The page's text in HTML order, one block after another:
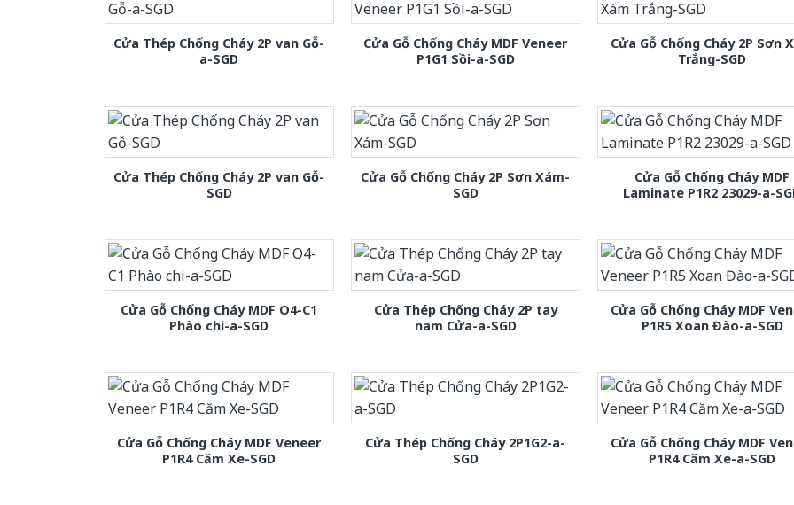
Cửa Thép Chống Cháy 2P van Gỗ-
a-SGD
Cửa Gỗ Chống Cháy MDF Veneer
P1G1 Sồi-a-SGD
Cửa Gỗ Chống Cháy 2P Sơn
Trắng-SGD
Cửa Thép Chống Cháy 2P van Gỗ-
SGD
Cửa Gỗ Chống Cháy 2P Sơn Xám-
SGD
Cửa Gỗ Chống Cháy MDF
Laminate P1R2 23029-a-
Cửa Gỗ Chống Cháy MDF O4-C1
Phào chi-a-SGD
Cửa Thép Chống Cháy 2P tay
nam Cửa-a-SGD
Cửa Gỗ Chống Cháy MDF
P1R5 Xoan Đào-a-SGD
Cửa Gỗ Chống Cháy MDF Veneer
P1R4 Căm Xe-SGD
Cửa Thép Chống Cháy 2P1G2-a-
SGD
Cửa Gỗ Chống Cháy MDF
P1R4 Căm Xe-a-SGD